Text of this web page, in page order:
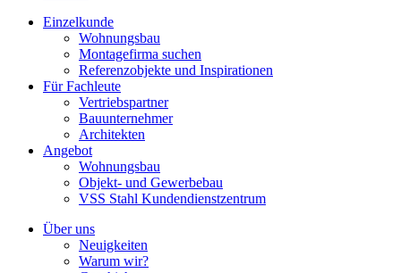
Einzelkunde
Wohnungsbau
Montagefirma suchen
Referenzobjekte und Inspirationen
Für Fachleute
Vertriebspartner
Bauunternehmer
Architekten
Angebot
Wohnungsbau
Objekt- und Gewerbebau
VSS Stahl Kundendienstzentrum
Über uns
Neuigkeiten
Warum wir?